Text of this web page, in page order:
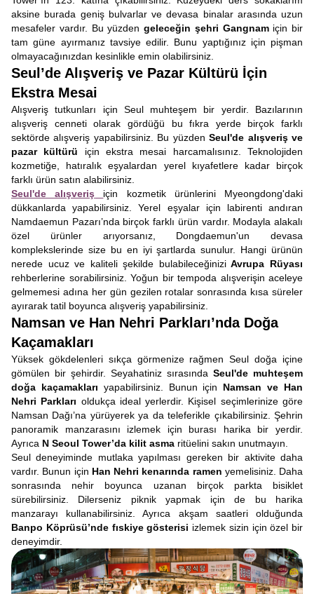
aksine burada geniş bulvarlar ve devasa binalar arasında uzun
mesafeler vardır. Bu yüzden geleceğin şehri Gangnamiçin bir
tam güne ayırmanız tavsiye edilir. Bunu yaptığınız için pişman
olmayacağınızdan kesinlikle emin olabilirsiniz.
Seul’de Alışveriş ve Pazar Kültürü İçin
Ekstra Mesai
Alışveriş tutkunları için Seul muhteşem bir yerdir. Bazılarının
alışveriş cenneti olarak gördüğü bu fıkra yerde birçok farklı
sektörde alışveriş yapabilirsiniz. Bu yüzdenSeul'de alışveriş ve
pazar kültürü için ekstra mesai harcamalısınız. Teknolojiden
kozmetiğe, hatıralık eşyalardan yerel kıyafetlere kadar birçok
farklı ürün satın alabilirsiniz.
Seul'de alışveriş
için kozmetik ürünlerini Myeongdong'daki
dükkanlarda yapabilirsiniz. Yerel eşyalar için labirenti andıran
Namdaemun Pazarı’nda birçok farklı ürün vardır. Modayla alakalı
özel ürünler arıyorsanız, Dongdaemun'un devasa
komplekslerinde size bu en iyi şartlarda sunulur. Hangi ürünün
nerede ucuz ve kaliteli şekilde bulabileceğiniziAvrupa Rüyası
rehberlerine sorabilirsiniz. Yoğun bir tempoda alışverişin aceleye
gelmemesi adına her gün gezilen rotalar sonrasında kısa süreler
ayırarak tatil boyunca alışveriş yapabilirsiniz.
Namsan ve Han Nehri Parkları’nda Doğa
Kaçamakları
Yüksek gökdelenleri sıkça görmenize rağmen Seul doğa içine
gömülen bir şehirdir. Seyahatiniz sırasında Seul'de muhteşem
doğa kaçamakları yapabilirsiniz. Bunun için Namsan ve Han
Nehri Parkları oldukça ideal yerlerdir. Kişisel seçimlerinize göre
Namsan Dağı’na yürüyerek ya da teleferikle çıkabilirsiniz. Şehrin
panoramik manzarasını izlemek için burası harika bir yerdir.
Ayrıca N Seoul Tower’da kilit asma ritüelini sakın unutmayın.
Seul deneyiminde mutlaka yapılması gereken bir aktivite daha
vardır. Bunun için Han Nehri kenarında ramen yemelisiniz. Daha
sonrasında nehir boyunca uzanan birçok parkta bisiklet
sürebilirsiniz. Dilerseniz piknik yapmak için de bu harika
manzarayı kullanabilirsiniz. Ayrıca akşam saatleri olduğunda
Banpo Köprüsü’nde fıskiye gösterisi izlemek sizin için özel bir
deneyimdir.